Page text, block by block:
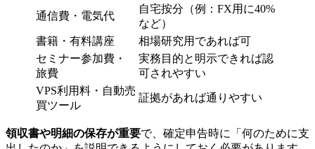
通信費・電気代
自宅按分（例：FX用に40%
など）
書籍・有料講座
相場研究用であれば可
セミナー参加費・
旅費
実務目的と明示できれば認
可されやすい
VPS利用料・自動売
買ツール
証拠があれば通りやすい
領収書や明細の保存が重要で、確定申告時に「何のために支